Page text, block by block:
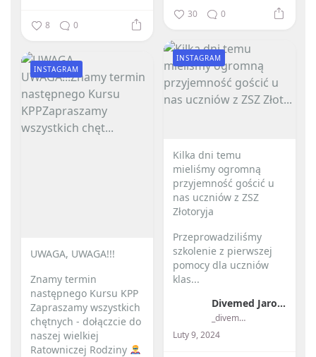
8 0
30 0
Kilka dni temu
mieliśmy ogromną
przyjemność gościć u
nas uczniów z ZSZ
Złotoryja
Przeprowadziliśmy
szkolenie z pierwszej
pomocy dla uczniów
klas...
Divemed Jarosław Przybylski
_divemed_
Luty 9, 2024
INSTAGRAM
UWAGA, UWAGA!!!
Znamy termin
następnego Kursu KPP
Zapraszamy wszystkich
chętnych - dołączcie do
naszej wielkiej
Ratowniczej Rodziny
INSTAGRAM